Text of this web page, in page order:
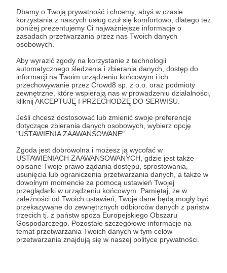
Dbamy o Twoją prywatność i chcemy, abyś w czasie
korzystania z naszych usług czuł się komfortowo, dlatego też
poniżej prezentujemy Ci najważniejsze informacje o
zasadach przetwarzania przez nas Twoich danych
osobowych.
Aby wyrazić zgody na korzystanie z technologii
automatycznego śledzenia i zbierania danych, dostęp do
informacji na Twoim urządzeniu końcowym i ich
przechowywanie przez Crowd8 sp. z o.o. oraz podmioty
zewnętrzne, które wspierają nas w prowadzeniu działalności,
kliknij AKCEPTUJĘ I PRZECHODZĘ DO SERWISU.
Jeśli chcesz dostosować lub zmienić swoje preferencje
dotyczące zbierania danych osobowych, wybierz opcję
"USTAWIENIA ZAAWANSOWANE".
Zgoda jest dobrowolna i możesz ją wycofać w
USTAWIENIACH ZAAWANSOWANYCH, gdzie jest także
opisane Twoje prawo żądania dostępu, sprostowania,
usunięcia lub ograniczenia przetwarzania danych, a także w
dowolnym momencie za pomocą ustawień Twojej
przeglądarki w urządzeniu końcowym. Pamiętaj, że w
zależności od Twoich ustawień, Twoje dane będą mogły być
przekazywane do zewnętrznych odbiorców danych z państw
trzecich tj. z państw spoza Europejskiego Obszaru
Gospodarczego. Pozostałe szczegółowe informacje na
temat przetwarzania Twoich danych w tym celów
przetwarzania znajdują się w naszej polityce prywatności.
Od ponad miesiąca zastanawiałem się co zrobić, aby móc
wręczyć mój album osobom, które chciałyby go mieć
fizycznie i móc słuchać mojej muzyki w mniej
standardowy w obecnych czasach sposób.
płyta
Dołącz do grona Patronów!
Wesprzyj działalność Autora Kuba Zaborskijuż teraz!
Zostań Patronem